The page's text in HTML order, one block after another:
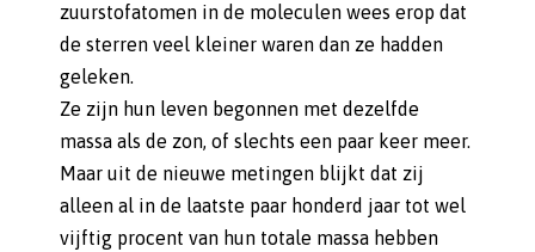
zuurstofatomen in de moleculen wees erop dat
de sterren veel kleiner waren dan ze hadden
geleken.
Ze zijn hun leven begonnen met dezelfde
massa als de zon, of slechts een paar keer meer.
Maar uit de nieuwe metingen blijkt dat zij
alleen al in de laatste paar honderd jaar tot wel
vijftig procent van hun totale massa hebben